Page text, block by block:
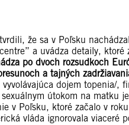
že sa v Poľsku
a uvádza detaily, ktoré
po dvoch rozsudkoch
a tajných
dojem topenia/,
útokom na matku
v Poľsku, ktoré začalo v
vláda ignorovala viaceré